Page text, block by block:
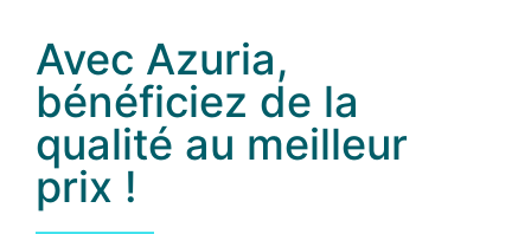
Avec Azuria,
bénéficiez de la
qualité au meilleur
prix !